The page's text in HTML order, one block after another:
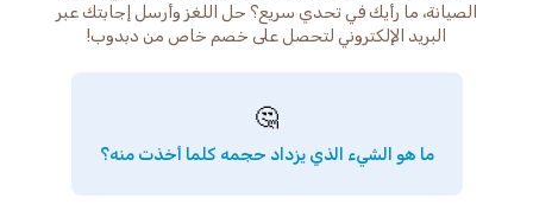
الصيانة، ما رأيك في تحدي سريع؟ حل اللغز وأرسل إجابتك عبر
البريد الإلكتروني لتحصل على خصم خاص من دبدوب!
🤔
ما هو الشيء الذي يزداد حجمه كلما أخذت منه؟